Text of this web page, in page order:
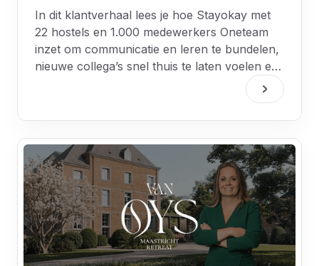
In dit klantverhaal lees je hoe Stayokay met
22 hostels en 1.000 medewerkers Oneteam
inzet om communicatie en leren te bundelen,
nieuwe collega’s snel thuis te laten voelen en